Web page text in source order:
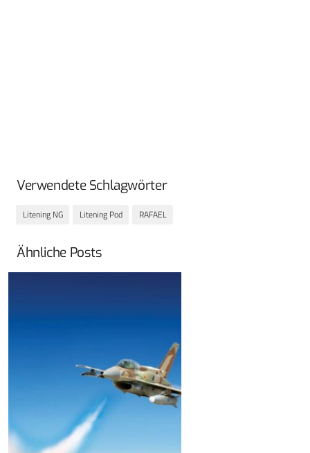
Verwendete Schlagwörter
Litening NG Litening Pod RAFAEL
Ähnliche Posts